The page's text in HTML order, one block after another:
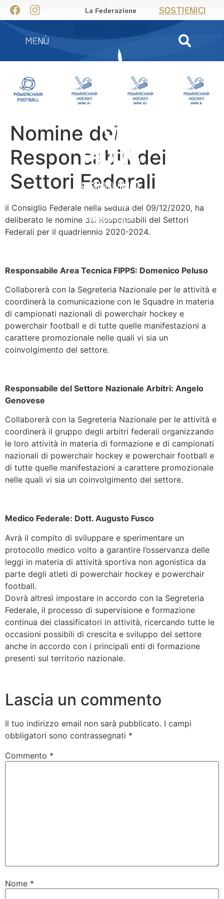
La Federazione SOSTIENICI
MENÙ
Nomine dei
Responsabili dei
Settori Federali
il Consiglio Federale nella seduta del 09/12/2020, ha
deliberato le nomine dei Responsabili del Settori
Federali per il quadriennio 2020-2024.
Responsabile Area Tecnica FIPPS: Domenico Peluso
Collaborerà con la Segreteria Nazionale per le attività e
coordinerà la comunicazione con le Squadre in materia
di campionati nazionali di powerchair hockey e
powerchair football e di tutte quelle manifestazioni a
carattere promozionale nelle quali vi sia un
coinvolgimento del settore.
Responsabile del Settore Nazionale Arbitri: Angelo
Genovese
Collaborerà con la Segreteria Nazionale per le attività e
coordinerà il gruppo degli arbitri federali organizzando
le loro attività in materia di formazione e di campionati
nazionali di powerchair hockey e powerchair football e
di tutte quelle manifestazioni a carattere promozionale
nelle quali vi sia un coinvolgimento del settore.
Medico Federale: Dott. Augusto Fusco
Avrà il compito di sviluppare e sperimentare un
protocollo medico volto a garantire l’osservanza delle
leggi in materia di attività sportiva non agonistica da
parte degli atleti di powerchair hockey e powerchair
football.
Dovrà altresì impostare in accordo con la Segreteria
Federale, il processo di supervisione e formazione
continua dei classificatori in attività, ricercando tutte le
occasioni possibili di crescita e sviluppo del settore
anche in accordo con i principali enti di formazione
presenti sul territorio nazionale.
Lascia un commento
Il tuo indirizzo email non sarà pubblicato. I campi
obbligatori sono contrassegnati *
Commento *
Nome *